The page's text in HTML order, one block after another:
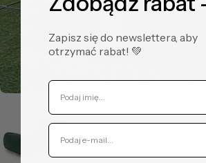
Zapisz się do newslettera, aby
otrzymać rabat! ​💚